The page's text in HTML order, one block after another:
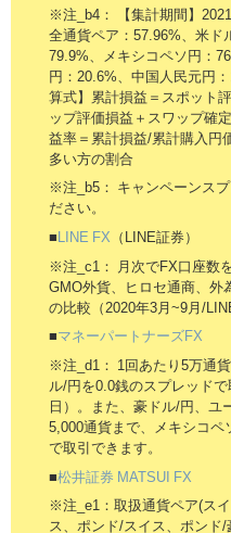
※注_b4： 【集計期間】
全通貨ペア：57.96%、米ド
79.9%、メキシコペソ円：
円：20.6%、中国人民元円
算式】累計損益＝スポット
ップ評価損益＋スワップ確
益率＝累計損益/累計購入円
多い方の割合
※注_b5： キャンペーンス
ださい。
■ LINE FX （LINE証券）
※注_c1： 月次でFX口座数
GMO外貨、ヒロセ通商、外
の比較（2020年3月~9月/
■マネーパートナーズFX
※注_d1： 1回あたり5万通
ル/円を0.0銭のスプレッド
日）。また、豪ドル/円、ユ
5,000通貨まで、メキシコペ
で取引できます。
■松井証券 MATSUI FX
※注_e1：取扱通貨ペア(ス
ス、ポンド/スイス、ポンド